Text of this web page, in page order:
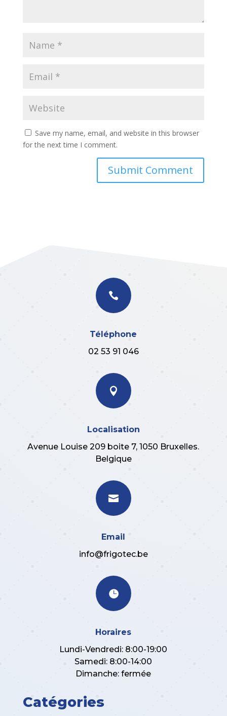
Save my name, email, and website in this browser
for the next time I comment.

Téléphone
02 53 91 046

Localisation
Avenue Louise 209 boite 7, 1050 Bruxelles.
Belgique

Email
info@frigotec.be

Horaires
Lundi-Vendredi: 8:00-19:00
Samedi: 8:00-14:00
Dimanche: fermée
Catégories